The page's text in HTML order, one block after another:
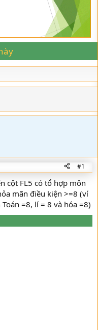
#1
cột FL5 có tổ hợp môn
mãn điều kiện >=8 (ví
=8, lí = 8 và hóa =8)